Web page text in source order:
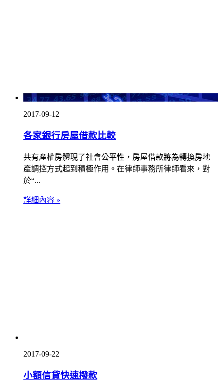
2017-09-12
各家銀行房屋借款比較
共有產權房體現了社會公平性，房屋借款將為轉換房地
產調控方式起到積極作用。在律師事務所律師看來，對
於“...
詳細內容 »
2017-09-22
小額信貸快速撥款